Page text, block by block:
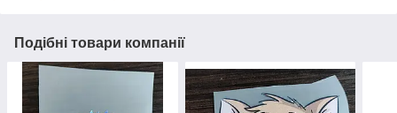
Подібні товари компанії